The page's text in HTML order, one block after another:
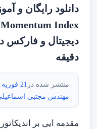
دانلود رایگان و
دقیقه
منتشر شده در 21 فوریه 2022
مهندس مجتبی
مقدمه ایی بر اندیکاتور